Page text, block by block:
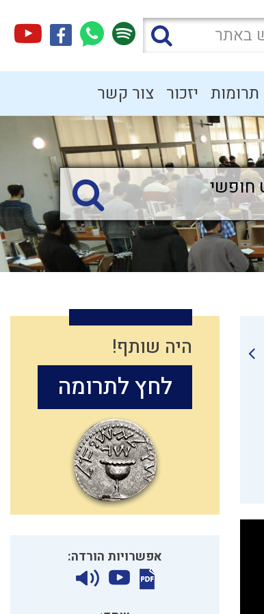
תרומות יזכור צור קשר
היה שותף!
לחץ לתרומה
אפשרויות הורדה: